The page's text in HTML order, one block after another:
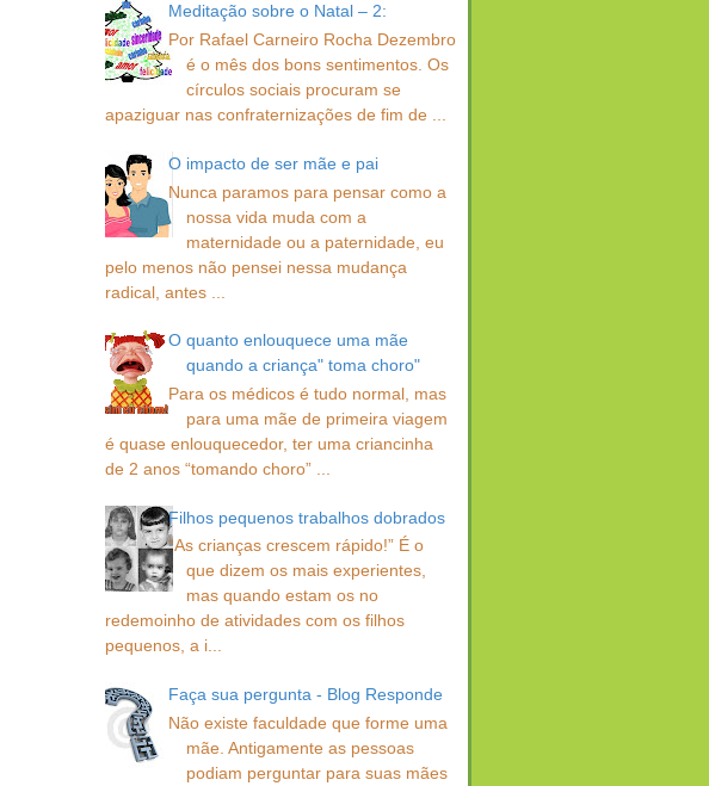
Meditação sobre o Natal – 2:
Por Rafael Carneiro Rocha Dezembro
é o mês dos bons sentimentos. Os
círculos sociais procuram se
apaziguar nas confraternizações de fim de ...
O impacto de ser mãe e pai
Nunca paramos para pensar como a
nossa vida muda com a
maternidade ou a paternidade, eu
pelo menos não pensei nessa mudança
radical, antes ...
O quanto enlouquece uma mãe
quando a criança" toma choro"
Para os médicos é tudo normal, mas
para uma mãe de primeira viagem
é quase enlouquecedor, ter uma criancinha
de 2 anos “tomando choro” ...
Filhos pequenos trabalhos dobrados
“As crianças crescem rápido!” É o
que dizem os mais experientes,
mas quando estam os no
redemoinho de atividades com os filhos
pequenos, a i...
Faça sua pergunta - Blog Responde
Não existe faculdade que forme uma
mãe. Antigamente as pessoas
podiam perguntar para suas mães